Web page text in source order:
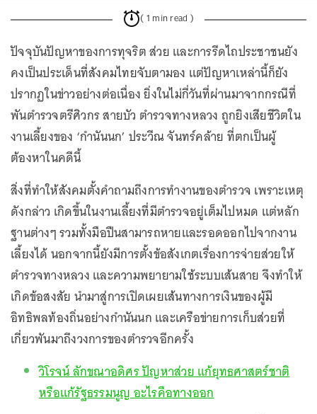
( 1 min read )
ปัจจุบันปัญหาของการทุจริต ส่วย และการรีดไถประชาชนยัง
คงเป็นประเด็นที่สังคมไทยจับตามอง แต่ปัญหาเหล่านี้ก็ยัง
ปรากฏในข่าวอย่างต่อเนื่อง ยิ่งในไม่กี่วันที่ผ่านมาจากกรณีที่
พันตำรวจตรีศิวกร สายบัว ตำรวจทางหลวง ถูกยิงเสียชีวิตใน
งานเลี้ยงของ ‘กำนันนก’ ประวีณ จันทร์คล้าย ที่ตกเป็นผู้
ต้องหาในคดีนี้
สิ่งที่ทำให้สังคมตั้งคำถามถึงการทำงานของตำรวจ เพราะเหตุ
ดังกล่าว เกิดขึ้นในงานเลี้ยงที่มีตำรวจอยู่เต็มไปหมด แต่หลัก
ฐานต่างๆ รวมทั้งมือปืนสามารถหายและรอดออกไปจากงาน
เลี้ยงได้ นอกจากนี้ยังมีการตั้งข้อสังเกตเรื่องการจ่ายส่วยให้
ตำรวจทางหลวง และความพยายามใช้ระบบเส้นสาย จึงทำให้
เกิดข้อสงสัย นำมาสู่การเปิดเผยเส้นทางการเงินของผู้มี
อิทธิพลท้องถิ่นอย่างกำนันนก และเครือข่ายการเก็บส่วยที่
เกี่ยวพันมาถึงวงการของตำรวจอีกครั้ง
วิโรจน์ ลักขณาอดิศร ปัญหาส่วย แก้ยุทธศาสตร์ชาติ
หรือแก้รัฐธรรมนูญ อะไรคือทางออก